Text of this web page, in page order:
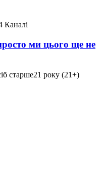
Каналі
ми цього ще не
старше21 року (21+)